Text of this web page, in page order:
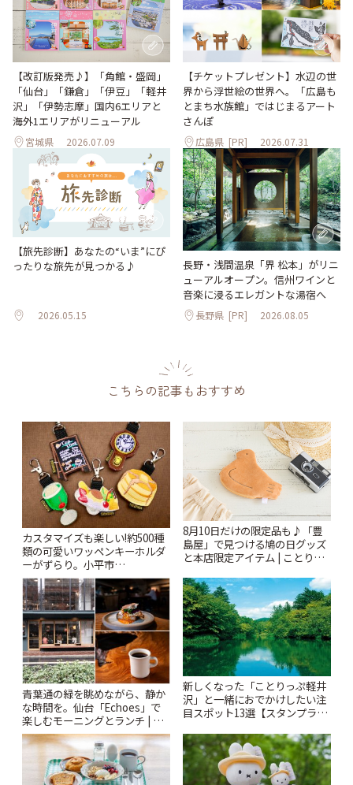
【改訂版発売♪】「角館・盛岡」
「仙台」「鎌倉」「伊豆」「軽井
沢」「伊勢志摩」国内6エリアと
海外1エリアがリニューアル
宮城県 2026.07.09
【チケットプレゼント】水辺の世
界から浮世絵の世界へ。「広島も
とまち水族館」ではじまるアート
さんぽ
広島県 [PR] 2026.07.31
【旅先診断】あなたの“いま”にぴ
ったりな旅先が見つかる♪
2026.05.15
長野・浅間温泉「界 松本」がリニ
ューアルオープン。信州ワインと
音楽に浸るエレガントな湯宿へ
長野県 [PR] 2026.08.05
こちらの記事もおすすめ
カスタマイズも楽しい!約500種
類の可愛いワッペンキーホルダ
ーがずらり。小平市
「Kimamaya T&K」 | ことりっ
ぷ
8月10日だけの限定品も♪「豊
島屋」で見つける鳩の日グッズ
と本店限定アイテム | ことりっ
青葉通の緑を眺めながら、静か
な時間を。仙台「Echoes」で
楽しむモーニングとランチ | こ
とりっぷ
新しくなった「ことりっぷ軽井
沢」と一緒におでかけしたい注
目スポット13選【スタンプラリ